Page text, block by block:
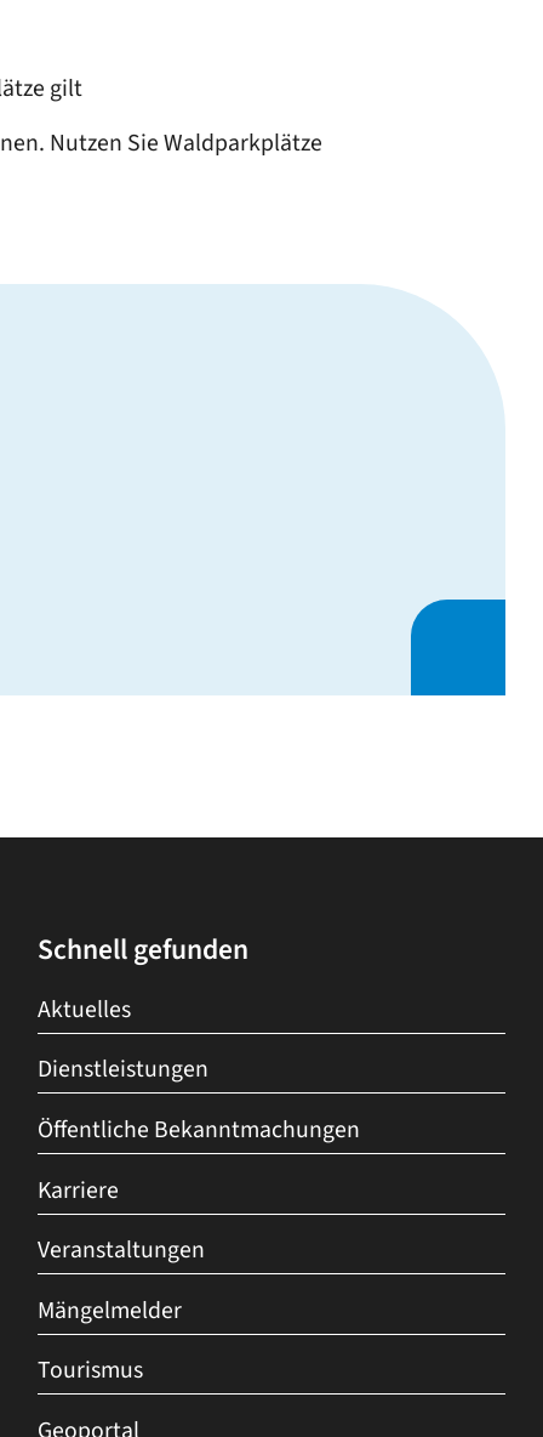
gilt
Nutzen Sie Waldparkplätze
Schnell gefunden
Aktuelles
Dienstleistungen
Öffentliche Bekanntmachungen
Karriere
Veranstaltungen
Mängelmelder
Tourismus